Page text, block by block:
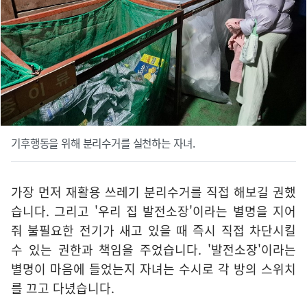
기후행동을 위해 분리수거를 실천하는 자녀.
가장 먼저 재활용 쓰레기 분리수거를 직접 해보길 권했
습니다. 그리고 '우리 집 발전소장'이라는 별명을 지어
줘 불필요한 전기가 새고 있을 때 즉시 직접 차단시킬
수 있는 권한과 책임을 주었습니다. '발전소장'이라는
별명이 마음에 들었는지 자녀는 수시로 각 방의 스위치
를 끄고 다녔습니다.